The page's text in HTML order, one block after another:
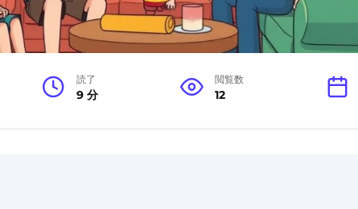
読了
9 分
閲覧数
12